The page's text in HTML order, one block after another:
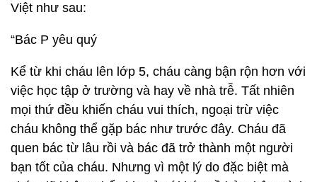
Việt như sau:
“Bác P yêu quý
Kể từ khi cháu lên lớp 5, cháu càng bận rộn hơn với
việc học tập ở trường và hay về nhà trễ. Tất nhiên
mọi thứ đều khiến cháu vui thích, ngoại trừ việc
cháu không thể gặp bác như trước đây. Cháu đã
quen bác từ lâu rồi và bác đã trở thành một người
bạn tốt của cháu. Nhưng vì một lý do đặc biệt mà